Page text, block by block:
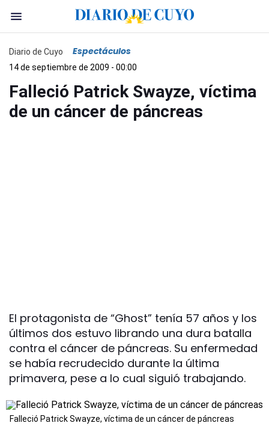
Diario de Cuyo Espectáculos
14 de septiembre de 2009 - 00:00
Falleció Patrick Swayze, víctima
de un cáncer de páncreas
El protagonista de “Ghost” tenía 57 años y los
últimos dos estuvo librando una dura batalla
contra el cáncer de páncreas. Su enfermedad
se había recrudecido durante la última
primavera, pese a lo cual siguió trabajando.
Falleció Patrick Swayze, víctima de un cáncer de páncreas